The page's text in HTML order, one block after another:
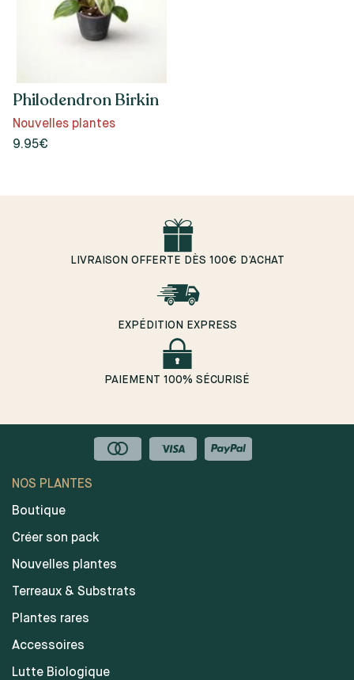
Philodendron Birkin
9.95€
Nouvelles plantes
LIVRAISON OFFERTE DÈS 100€ D’ACHAT
EXPÉDITION EXPRESS
PAIEMENT 100% SÉCURISÉ
NOS PLANTES
Boutique
Créer son pack
Nouvelles plantes
Terreaux & Substrats
Plantes rares
Accessoires
Lutte Biologique